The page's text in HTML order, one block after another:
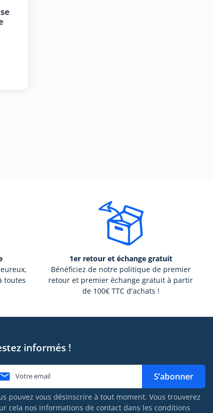
toutes
1er retour et échange gratuit
Bénéficiez de notre politique de premier
retour et premier échange gratuit à partir
de 100€ TTC d'achats !
informés !
 S’abonner
pouvez vous désinscrire à tout moment. Vous trouverez
cela nos informations de contact dans les conditions